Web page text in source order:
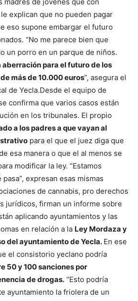
explican que no pueden pagar
eso supone embargar el futuro
“No me parece bien que
un porro en un parque de niños.
aberración para el futuro de los
más de 10.000 euros”, asegura el
de Yecla.Desde el equipo de
confirma que varios casos están
en los tribunales. El propio
a los padres a que vayan al
para el que el juez diga que
esa manera o que el al menos se
modificar la ley. “Estamos
expresan esas mismas
de cannabis, pro derechos
jurídicos, firman un informe sobre
aplicando ayuntamientos y las
en relación a la Ley Mordaza y
del ayuntamiento de Yecla. En ese
el consistorio yeclano podría
50 y 100 sanciones por
de drogas. “Esto podría
ayuntamiento la friolera de un